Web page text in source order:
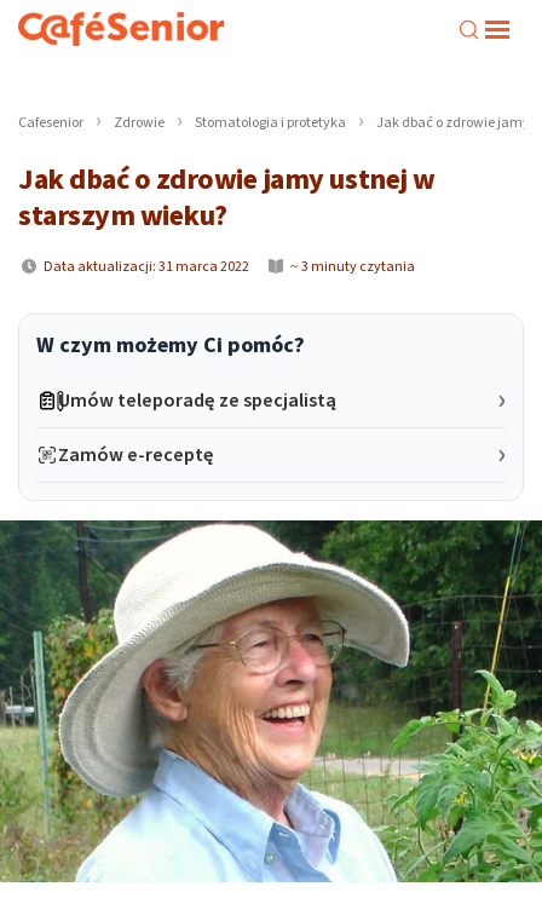
Cafesenior Zdrowie Stomatologia i protetyka Jak dbać o zdrowie jamy
Jak dbać o zdrowie jamy ustnej w
starszym wieku?
Data aktualizacji: 31 marca 2022 ~ 3 minuty czytania
W czym możemy Ci pomóc?
Umów teleporadę ze specjalistą
Zamów e-receptę